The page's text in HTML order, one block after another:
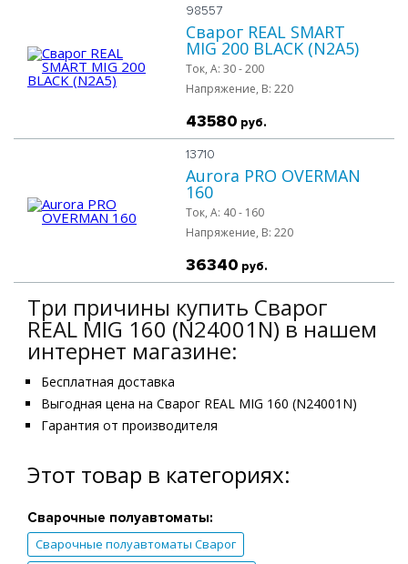
Сварог REAL SMART
MIG 200 BLACK (N2A5)
98557
Ток, A:30 - 200
Напряжение, B:220
43580 руб.
Aurora PRO OVERMAN
160
13710
Ток, A: 40 - 160
Напряжение, B:220
36340 руб.
Три причины купить Сварог
REAL MIG 160 (N24001N) в нашем
интернет магазине:
Бесплатная доставка
Выгодная цена на Сварог REAL MIG 160 (N24001N)
Гарантия от производителя
Этот товар в категориях:
Сварочные полуавтоматы:
Сварочные полуавтоматы Сварог